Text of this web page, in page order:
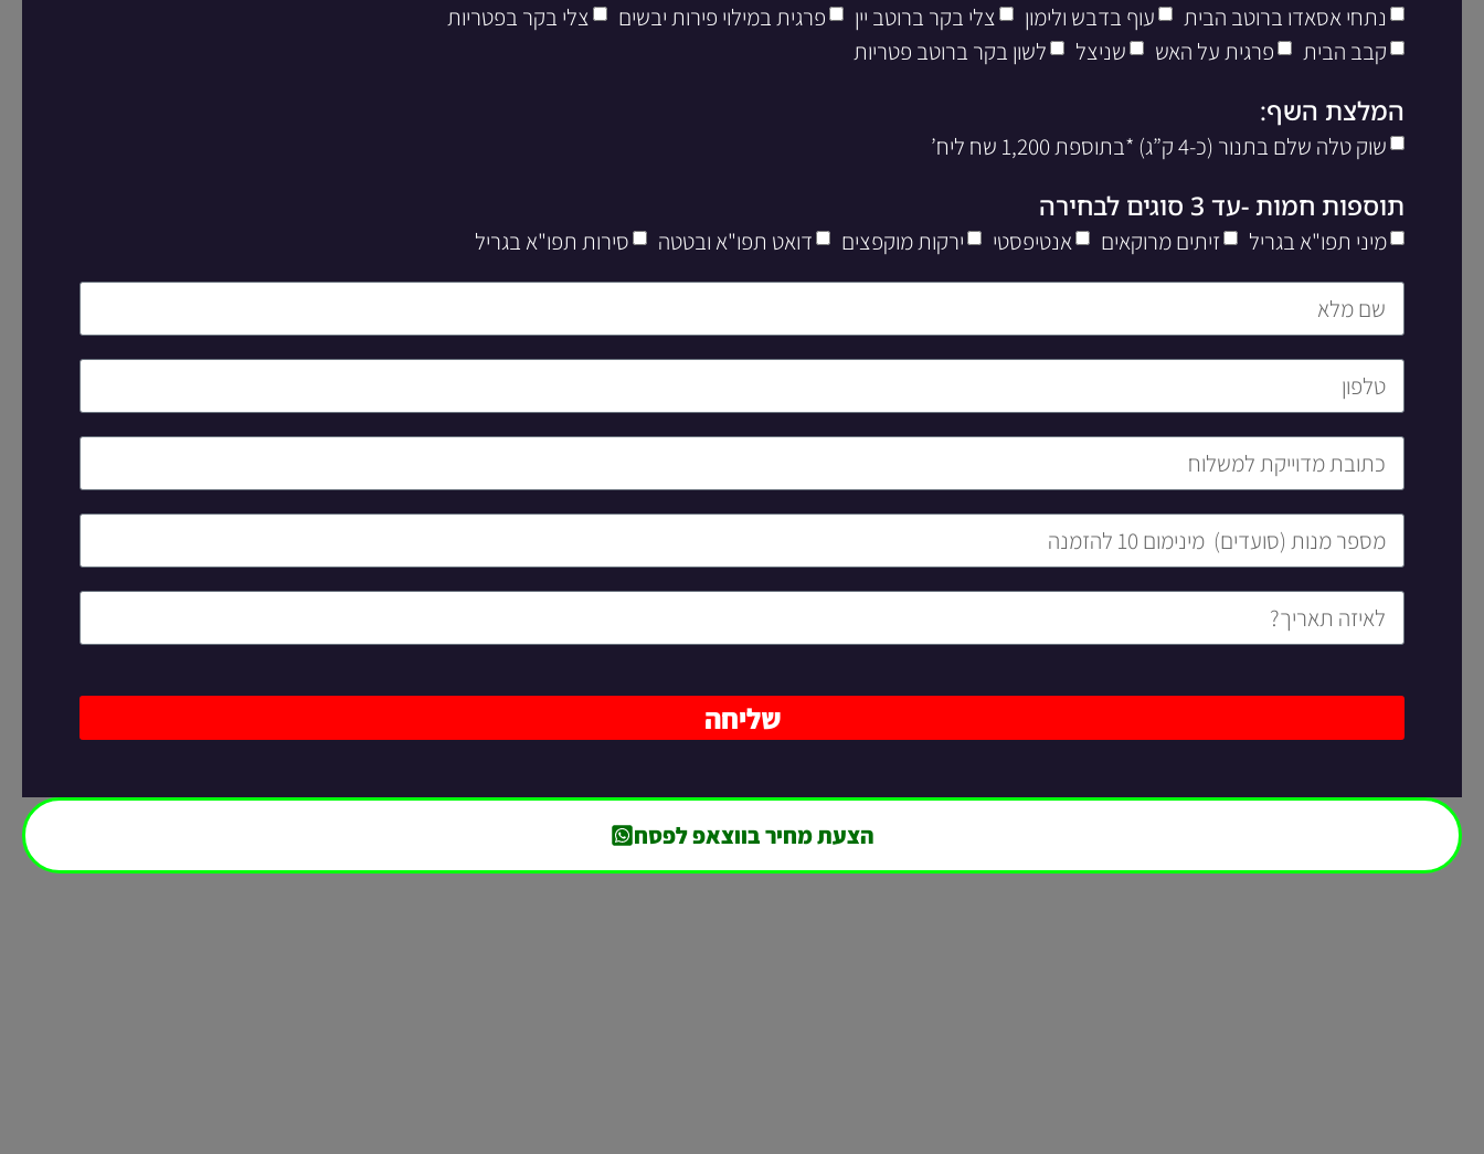
נתחי אסאדו ברוטב הבית עוף בדבש ולימון צלי בקר ברוטב יין פרגית במילוי פירות יבשים
צלי בקר בפטריות
קבב הבית
פרגית על האש שניצל לשון בקר ברוטב פטריות
המלצת השף:
שוק טלה שלם בתנור (כ-4 ק”ג) *בתוספת 1,200 שח ליח’
תוספות חמות -עד 3 סוגים לבחירה
מיני תפו"א בגריל זיתים מרוקאים אנטיפסטי ירקות מוקפצים דואט תפו"א ובטטה סירות תפו"א בגריל
שליחה
הצעת מחיר בווצאפ לפסח